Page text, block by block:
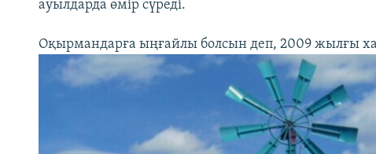
ауылдарда өмір сүреді.
Оқырмандарға ыңғайлы болсын деп, 2009 жылғы